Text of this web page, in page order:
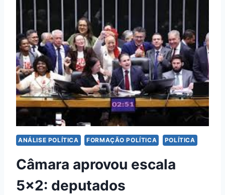
ANÁLISE POLÍTICA FORMAÇÃO POLÍTICA POLÍTICA
Câmara aprovou escala
5×2: deputados